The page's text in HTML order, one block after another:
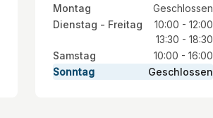
Montag
Geschlossen
Dienstag - Freitag
10:00 - 12:00
13:30 - 18:30
Samstag
10:00 - 16:00
Sonntag
Geschlossen